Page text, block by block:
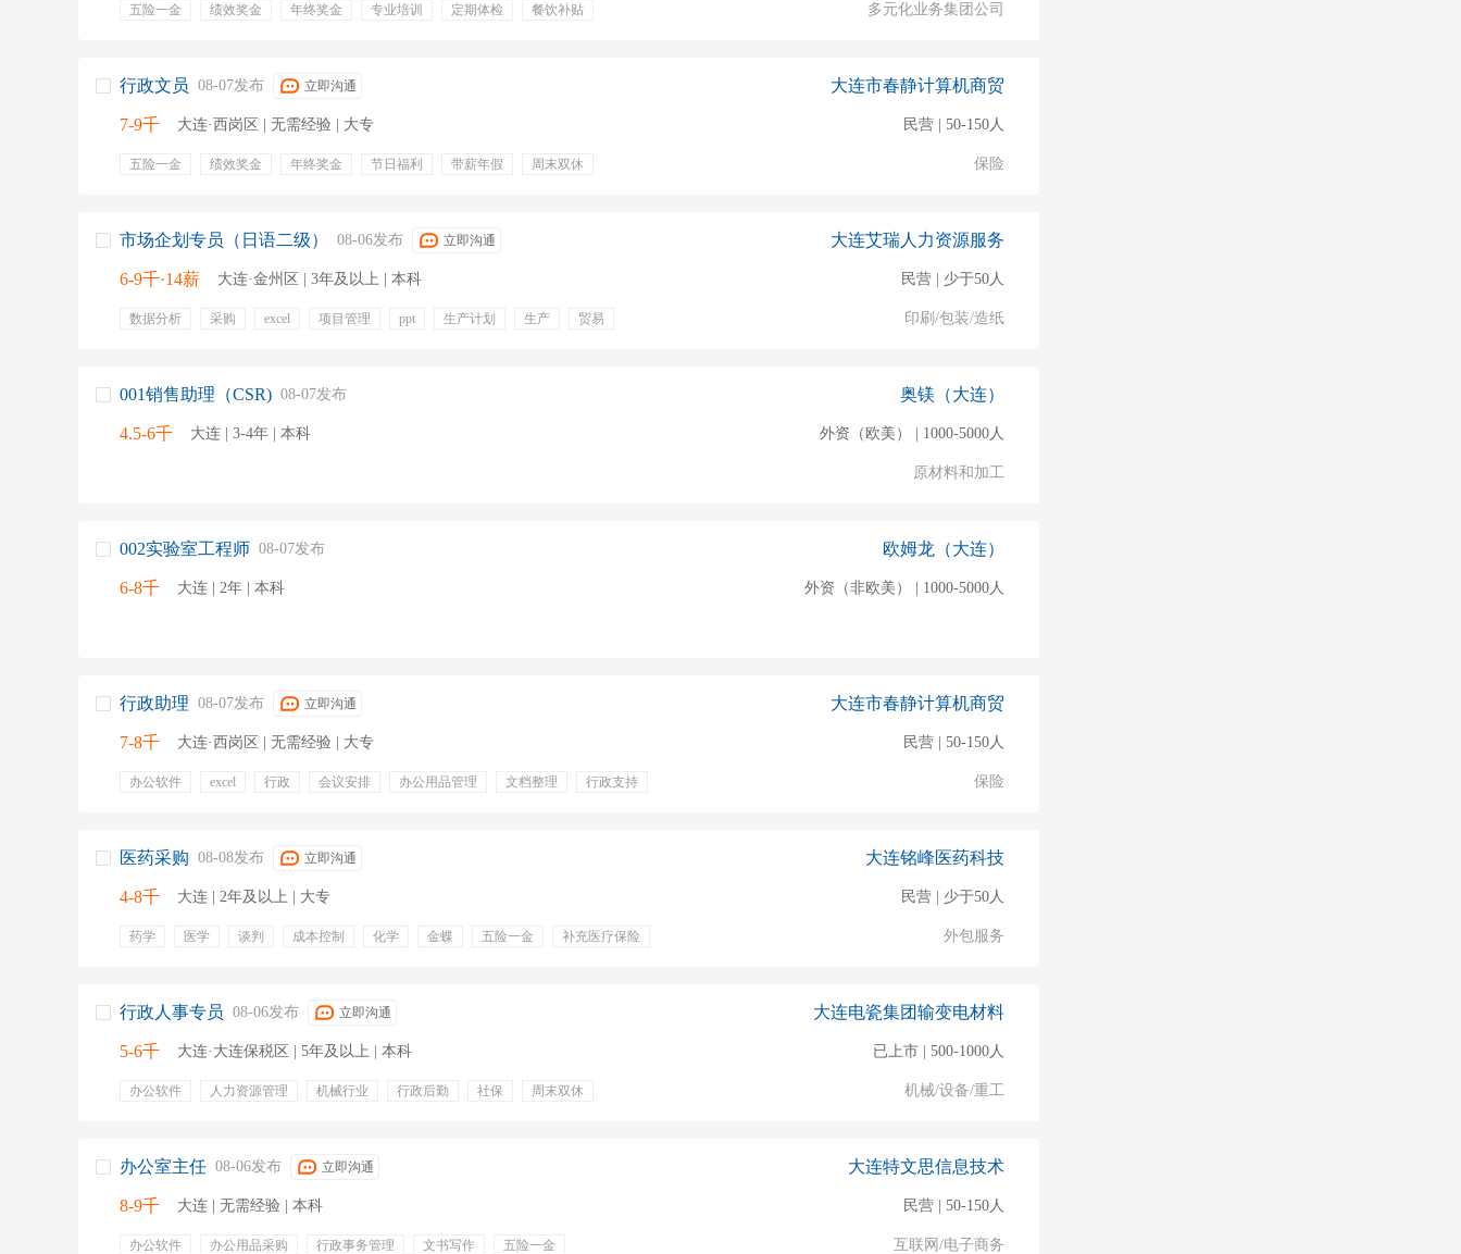
五险一金 绩效奖金 年终奖金 专业培训 定期体检
餐饮补贴
多元化业务集团公司
行政文员 08-07发布 立即沟通
7-9千 大连·西岗区 | 无需经验 | 大专
五险一金 绩效奖金 年终奖金 节日福利 带薪年假
周末双休
大连市春静计算机商贸
民营 | 50-150人
保险
市场企划专员（日语二级） 08-06发布 立即沟通
6-9千·14薪 大连·金州区 | 3年及以上 | 本科
数据分析 采购 excel 项目管理 ppt 生产计划 生产
贸易
大连艾瑞人力资源服务
民营 | 少于50人
印刷/包装/造纸
001销售助理（CSR) 08-07发布
4.5-6千 大连 | 3-4年 | 本科
奥镁（大连）
外资（欧美） | 1000-5000人
原材料和加工
002实验室工程师 08-07发布
6-8千 大连 | 2年 | 本科
欧姆龙（大连）
外资（非欧美） | 1000-5000人
行政助理 08-07发布 立即沟通
7-8千 大连·西岗区 | 无需经验 | 大专
办公软件 excel 行政 会议安排 办公用品管理 文档整理
行政支持
大连市春静计算机商贸
民营 | 50-150人
保险
医药采购 08-08发布 立即沟通
4-8千 大连 | 2年及以上 | 大专
药学 医学 谈判 成本控制 化学 金蝶 五险一金
补充医疗保险
大连铭峰医药科技
民营 | 少于50人
外包服务
行政人事专员 08-06发布 立即沟通
5-6千 大连·大连保税区 | 5年及以上 | 本科
办公软件 人力资源管理 机械行业 行政后勤 社保
周末双休
大连电瓷集团输变电材料
已上市 | 500-1000人
机械/设备/重工
办公室主任 08-06发布 立即沟通
8-9千 大连 | 无需经验 | 本科
办公软件 办公用品采购 行政事务管理 文书写作 五险一金
大连特文思信息技术
民营 | 50-150人
互联网/电子商务